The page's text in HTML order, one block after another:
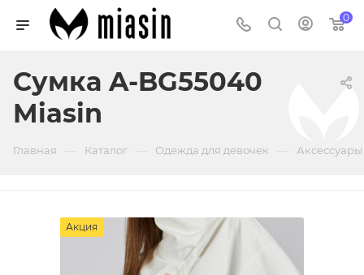
0
Сумка A-BG55040
Miasin
Главная Каталог Одежда для девочек
Акция